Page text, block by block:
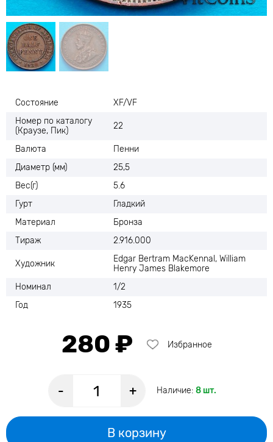
Состояние
XF/VF
Номер по каталогу
(Краузе, Пик)
22
Валюта
Пенни
Диаметр (мм)
25,5
Вес(г)
5.6
Гурт
Гладкий
Материал
Бронза
Тираж
2.916.000
Художник
Edgar Bertram MacKennal, William
Henry James Blakemore
Номинал
1/2
Год
1935
280 ₽ Избранное
- + Наличие: 8 шт.
В корзину